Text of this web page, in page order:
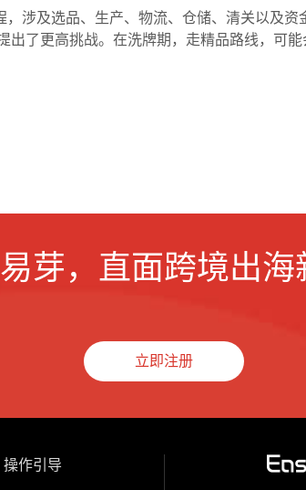
及选品、生产、物流、仓储、清关以及资
了更高挑战。在洗牌期，走精品路线，可能
芽，直面跨境出海
立即注册
操作引导